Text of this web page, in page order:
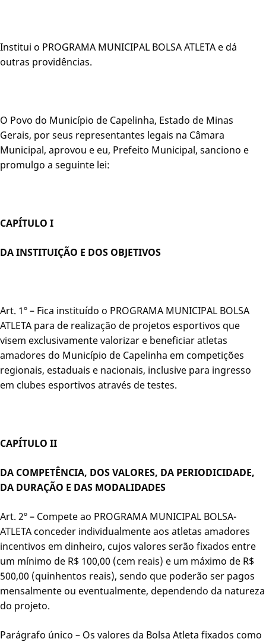
Institui o PROGRAMA MUNICIPAL BOLSA ATLETA e dá
outras providências.
O Povo do Município de Capelinha, Estado de Minas
Gerais, por seus representantes legais na Câmara
Municipal, aprovou e eu, Prefeito Municipal, sanciono e
promulgo a seguinte lei:
CAPÍTULO I
DA INSTITUIÇÃO E DOS OBJETIVOS
Art. 1º – Fica instituído o PROGRAMA MUNICIPAL BOLSA
ATLETA para de realização de projetos esportivos que
visem exclusivamente valorizar e beneficiar atletas
amadores do Município de Capelinha em competições
regionais, estaduais e nacionais, inclusive para ingresso
em clubes esportivos através de testes.
CAPÍTULO II
DA COMPETÊNCIA, DOS VALORES, DA PERIODICIDADE,
DA DURAÇÃO E DAS MODALIDADES
Art. 2º – Compete ao PROGRAMA MUNICIPAL BOLSA-
ATLETA conceder individualmente aos atletas amadores
incentivos em dinheiro, cujos valores serão fixados entre
um mínimo de R$ 100,00 (cem reais) e um máximo de R$
500,00 (quinhentos reais), sendo que poderão ser pagos
mensalmente ou eventualmente, dependendo da natureza
do projeto.
Parágrafo único – Os valores da Bolsa Atleta fixados como